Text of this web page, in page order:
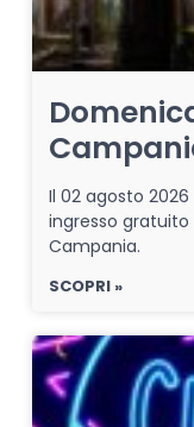
Il 02 agosto
ingresso
Campania.
SCOPRI »